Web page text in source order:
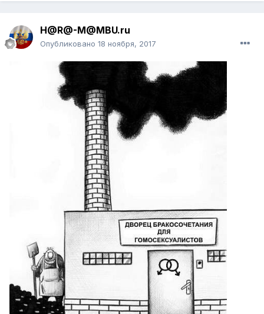
H@R@-M@MBU.ru
Опубликовано 18 ноября, 2017